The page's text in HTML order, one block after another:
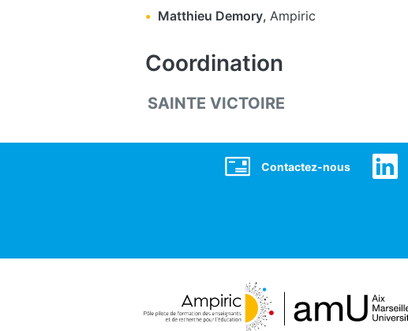
Matthieu Demory, Ampiric
Coordination
SAINTE VICTOIRE
SocialContactez-nous